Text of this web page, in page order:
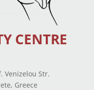
CENTRE
Venizelou Str.
Greece